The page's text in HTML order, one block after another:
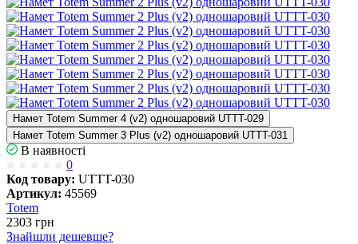
Намет Totem Summer 4 (v2) одношаровий UTTT-029
Намет Totem Summer 3 Plus (v2) одношаровий UTTT-031
В наявності
0
Код товару: UTTT-030
Артикул: 45569
Totem
2303 грн
Знайшли дешевше?